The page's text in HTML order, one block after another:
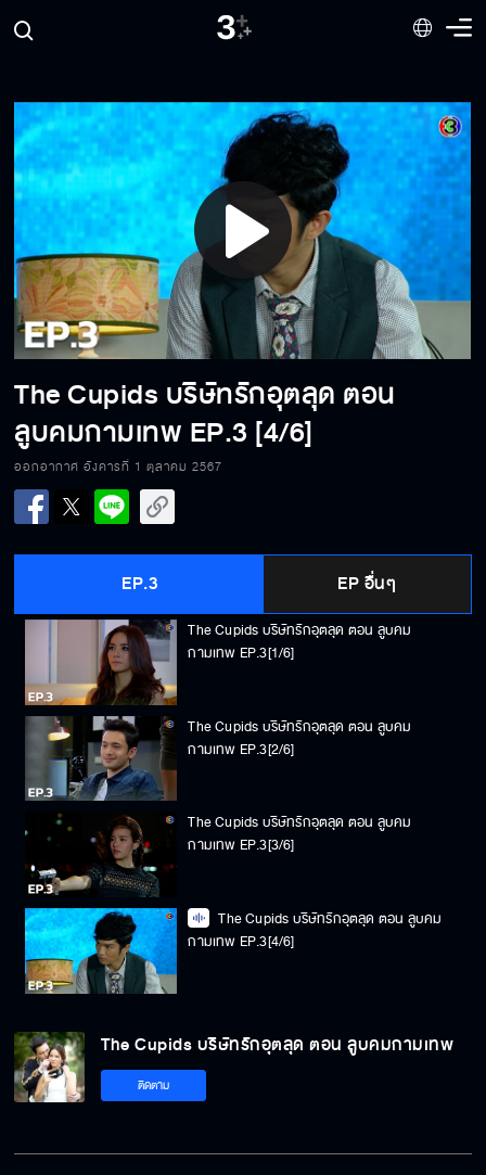
Play
Video
The Cupids บริษัทรักอุตลุด ตอน
ลูบคมกามเทพ EP.3 [4/6]
ออกอากาศ อังคารที่ 1 ตุลาคม 2567
EP.3 EP อื่นๆ
The Cupids บริษัทรักอุตลุด ตอน ลูบคม
กามเทพ EP.3[1/6]
The Cupids บริษัทรักอุตลุด ตอน ลูบคม
กามเทพ EP.3[2/6]
The Cupids บริษัทรักอุตลุด ตอน ลูบคม
กามเทพ EP.3[3/6]
The Cupids บริษัทรักอุตลุด ตอน ลูบคม
กามเทพ EP.3[4/6]
กามเทพ EP.3[5/6]
The Cupids บริษัทรักอุตลุด ตอน ลูบคมกามเทพ
ติดตาม